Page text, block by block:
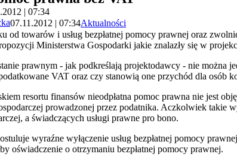
| 07:34
07.11.2012 | 07:34Aktualności
od towarów i usług bezpłatnej pomocy prawnej oraz
Ministerstwa Gospodarki jakie znalazły się w
prawnym - jak podkreślają projektodawcy - nie można
VAT oraz czy stanowią one przychód dla osób
resortu finansów nieodpłatna pomoc prawna nie jest
prowadzonej przez podatnika. Aczkolwiek takie
a świadczących usługi prawne pro bono.
wyraźne wyłączenie usług bezpłatnej pomocy
oświadczenie o otrzymaniu bezpłatnej pomocy prawnej.